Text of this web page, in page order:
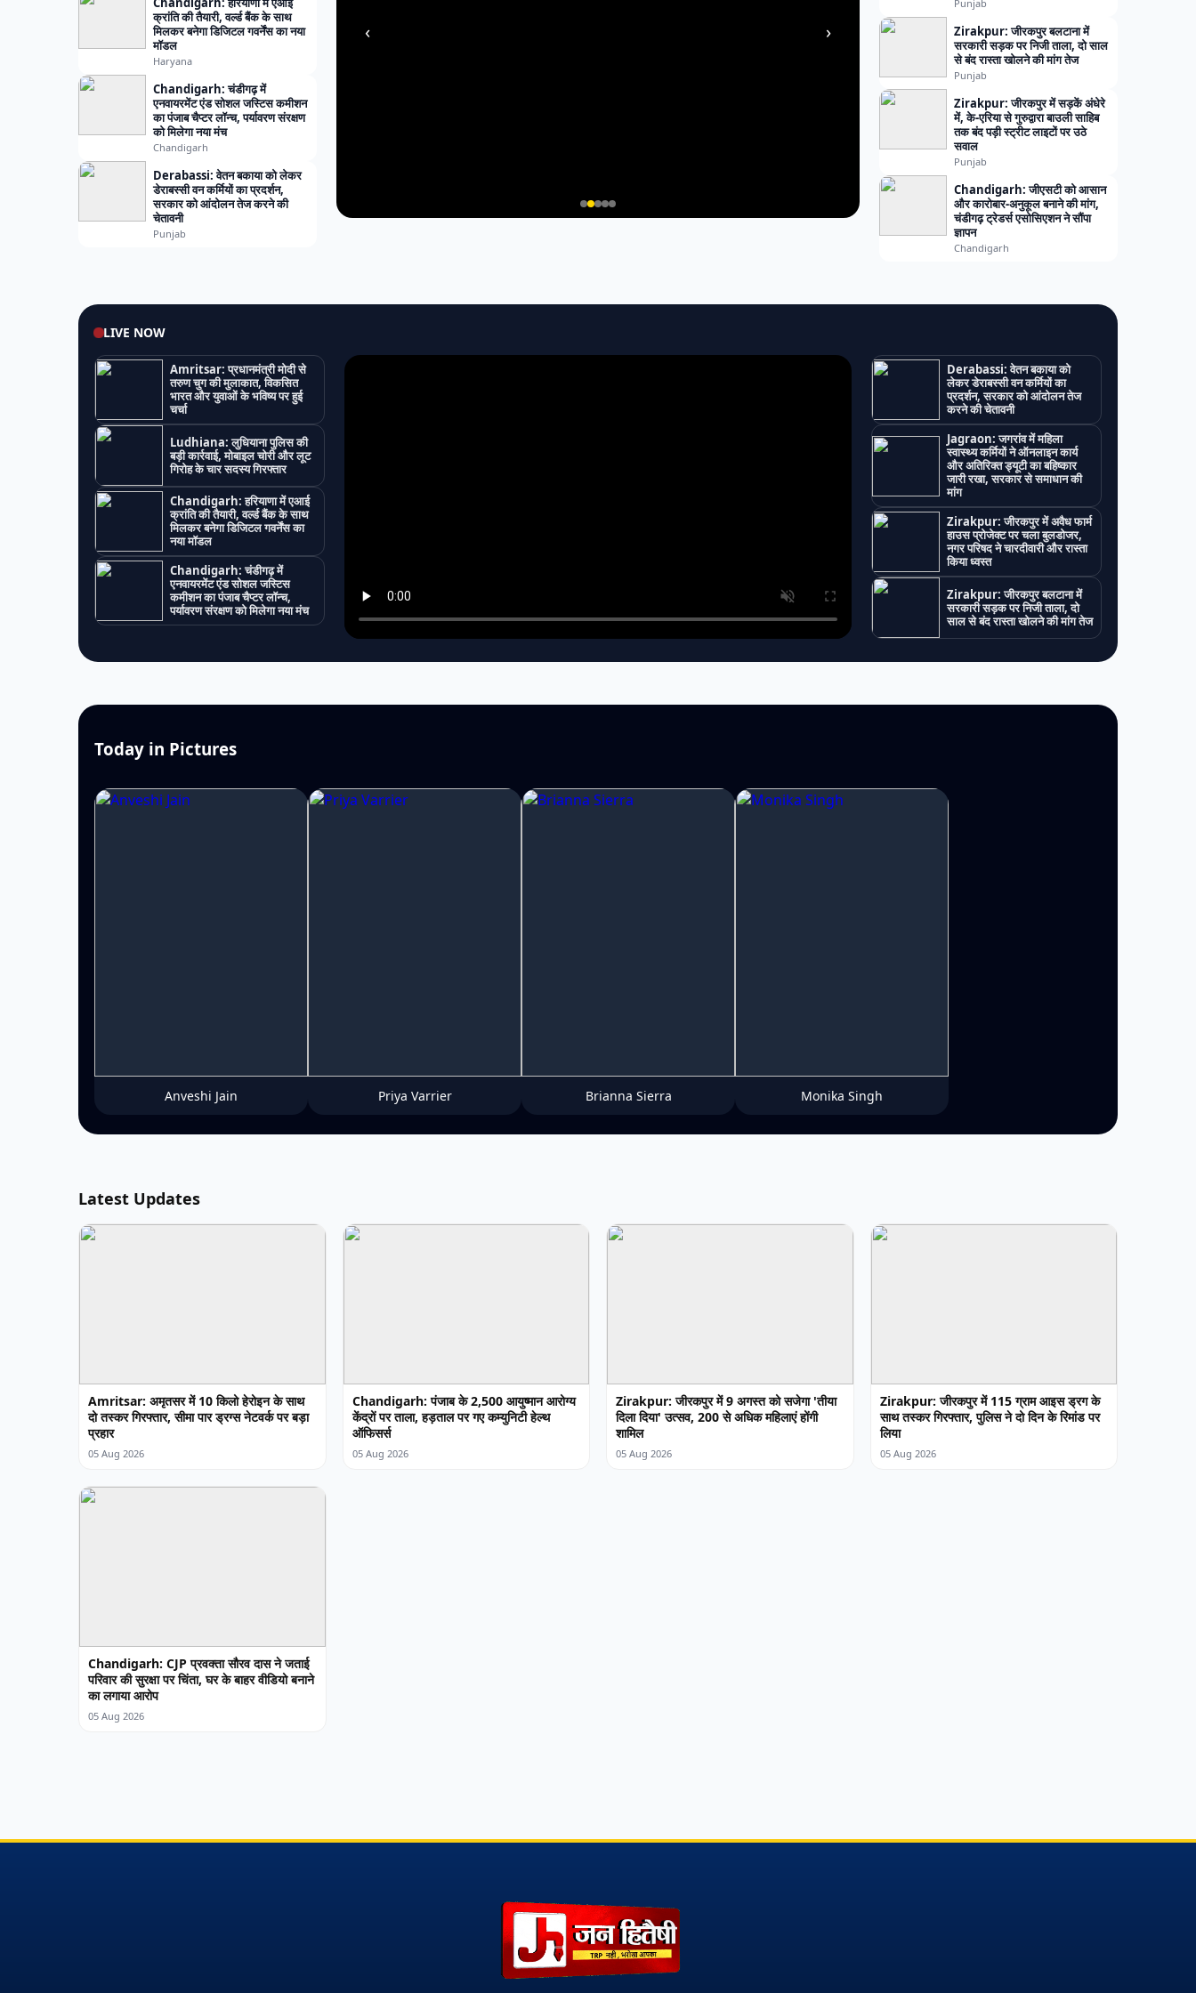
क्रांति की तैयारी, वर्ल्ड बैंक के साथ
मिलकर बनेगा डिजिटल गवर्नेंस का नया
मॉडल
Haryana
Chandigarh: चंडीगढ़ में
एनवायरमेंट एंड सोशल जस्टिस कमीशन
का पंजाब चैप्टर लॉन्च, पर्यावरण संरक्षण
को मिलेगा नया मंच
Chandigarh
Derabassi: वेतन बकाया को लेकर
डेराबस्सी वन कर्मियों का प्रदर्शन,
सरकार को आंदोलन तेज करने की
चेतावनी
Punjab
‹ ›
Punjab
Zirakpur: जीरकपुर बलटाना में
सरकारी सड़क पर निजी ताला, दो साल
से बंद रास्ता खोलने की मांग तेज
Punjab
Zirakpur: जीरकपुर में सड़कें अंधेरे
में, के-एरिया से गुरुद्वारा बाउली साहिब
तक बंद पड़ी स्ट्रीट लाइटों पर उठे
सवाल
Punjab
Chandigarh: जीएसटी को आसान
और कारोबार-अनुकूल बनाने की मांग,
चंडीगढ़ ट्रेडर्स एसोसिएशन ने सौंपा
ज्ञापन
Chandigarh
LIVE NOW
Amritsar: प्रधानमंत्री मोदी से
तरुण चुग की मुलाकात, विकसित
भारत और युवाओं के भविष्य पर हुई
चर्चा
Ludhiana: लुधियाना पुलिस की
बड़ी कार्रवाई, मोबाइल चोरी और लूट
गिरोह के चार सदस्य गिरफ्तार
Chandigarh: हरियाणा में एआई
क्रांति की तैयारी, वर्ल्ड बैंक के साथ
मिलकर बनेगा डिजिटल गवर्नेंस का
नया मॉडल
Chandigarh: चंडीगढ़ में
एनवायरमेंट एंड सोशल जस्टिस
कमीशन का पंजाब चैप्टर लॉन्च,
पर्यावरण संरक्षण को मिलेगा नया मंच
Derabassi: वेतन बकाया को
लेकर डेराबस्सी वन कर्मियों का
प्रदर्शन, सरकार को आंदोलन तेज
करने की चेतावनी
Jagraon: जगरांव में महिला
स्वास्थ्य कर्मियों ने ऑनलाइन कार्य
और अतिरिक्त ड्यूटी का बहिष्कार
जारी रखा, सरकार से समाधान की
मांग
Zirakpur: जीरकपुर में अवैध फार्म
हाउस प्रोजेक्ट पर चला बुलडोजर,
नगर परिषद ने चारदीवारी और रास्ता
किया ध्वस्त
Zirakpur: जीरकपुर बलटाना में
सरकारी सड़क पर निजी ताला, दो
साल से बंद रास्ता खोलने की मांग तेज
Today in Pictures
Anveshi Jain Priya Varrier Brianna Sierra Monika Singh
Latest Updates
Amritsar: अमृतसर में 10 किलो हेरोइन के साथ
दो तस्कर गिरफ्तार, सीमा पार ड्रग्स नेटवर्क पर बड़ा
प्रहार
05 Aug 2026
Chandigarh: पंजाब के 2,500 आयुष्मान आरोग्य
केंद्रों पर ताला, हड़ताल पर गए कम्युनिटी हेल्थ
ऑफिसर्स
05 Aug 2026
Zirakpur: जीरकपुर में 9 अगस्त को सजेगा 'तीया
दिला दिया' उत्सव, 200 से अधिक महिलाएं होंगी
शामिल
05 Aug 2026
Zirakpur: जीरकपुर में 115 ग्राम आइस ड्रग के
साथ तस्कर गिरफ्तार, पुलिस ने दो दिन के रिमांड पर
लिया
05 Aug 2026
Chandigarh: CJP प्रवक्ता सौरव दास ने जताई
परिवार की सुरक्षा पर चिंता, घर के बाहर वीडियो बनाने
का लगाया आरोप
05 Aug 2026